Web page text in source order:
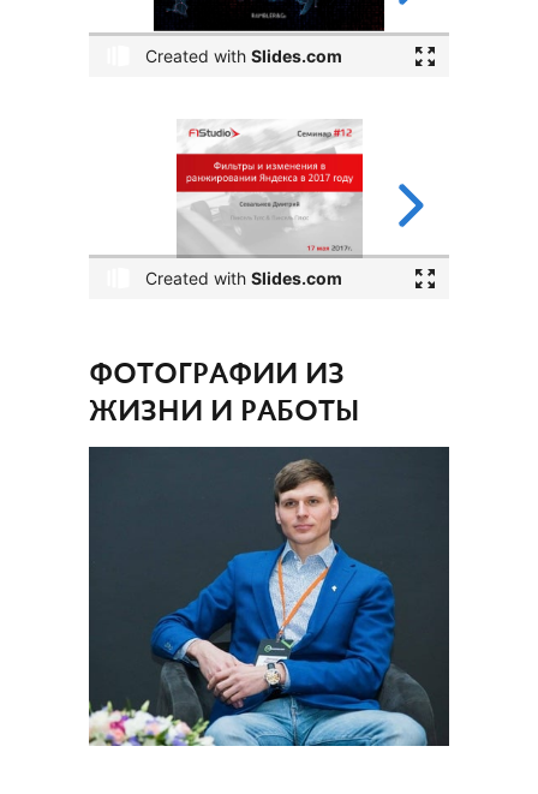
ФОТОГРАФИИ ИЗ
ЖИЗНИ И РАБОТЫ